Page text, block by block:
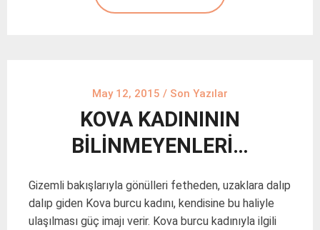
May 12, 2015 / Son Yazılar
KOVA KADINININ
BİLİNMEYENLERİ…
Gizemli bakışlarıyla gönülleri fetheden, uzaklara dalıp
dalıp giden Kova burcu kadını, kendisine bu haliyle
ulaşılması güç imajı verir. Kova burcu kadınıyla ilgili